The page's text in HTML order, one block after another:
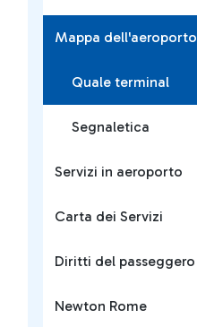
Mappa dell'aeroporto
Quale terminal
Segnaletica
Servizi in aeroporto
Carta dei Servizi
Diritti del passeggero
Newton Rome